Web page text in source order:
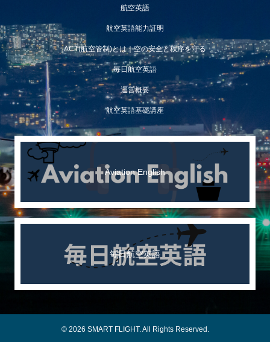
航空英語
航空英語能力証明
ACT(航空管制)とは｜空の安全と秩序を守る
毎日航空英語
運営概要
航空英語基礎講座
Aviation English
毎日航空英語
© 2026 SMART FLIGHT. All Rights Reserved.